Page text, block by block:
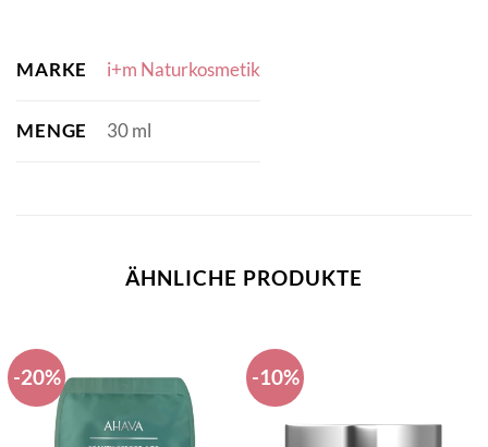
MARKE i+m Naturkosmetik
MENGE 30 ml
ÄHNLICHE PRODUKTE
-20% -10%